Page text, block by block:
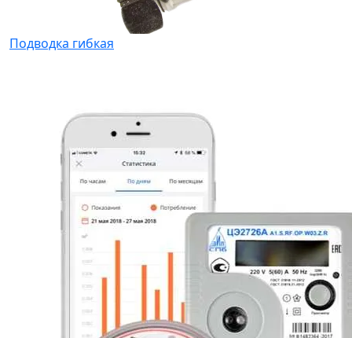
Подводка гибкая